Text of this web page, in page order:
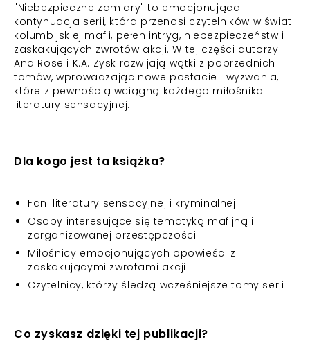
"Niebezpieczne zamiary" to emocjonująca
kontynuacja serii, która przenosi czytelników w świat
kolumbijskiej mafii, pełen intryg, niebezpieczeństw i
zaskakujących zwrotów akcji. W tej części autorzy
Ana Rose i K.A. Zysk rozwijają wątki z poprzednich
tomów, wprowadzając nowe postacie i wyzwania,
które z pewnością wciągną każdego miłośnika
literatury sensacyjnej.
Dla kogo jest ta książka?
Fani literatury sensacyjnej i kryminalnej
Osoby interesujące się tematyką mafijną i
zorganizowanej przestępczości
Miłośnicy emocjonujących opowieści z
zaskakującymi zwrotami akcji
Czytelnicy, którzy śledzą wcześniejsze tomy serii
Co zyskasz dzięki tej publikacji?